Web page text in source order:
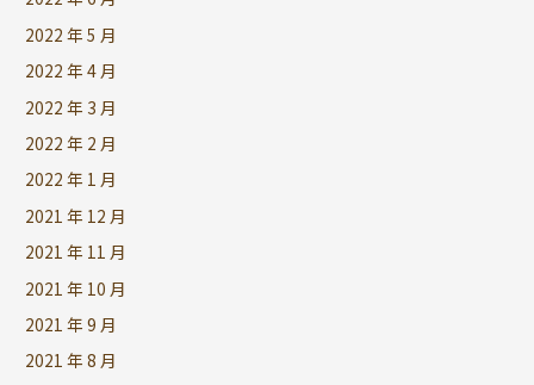
2022 年 5 月
2022 年 4 月
2022 年 3 月
2022 年 2 月
2022 年 1 月
2021 年 12 月
2021 年 11 月
2021 年 10 月
2021 年 9 月
2021 年 8 月